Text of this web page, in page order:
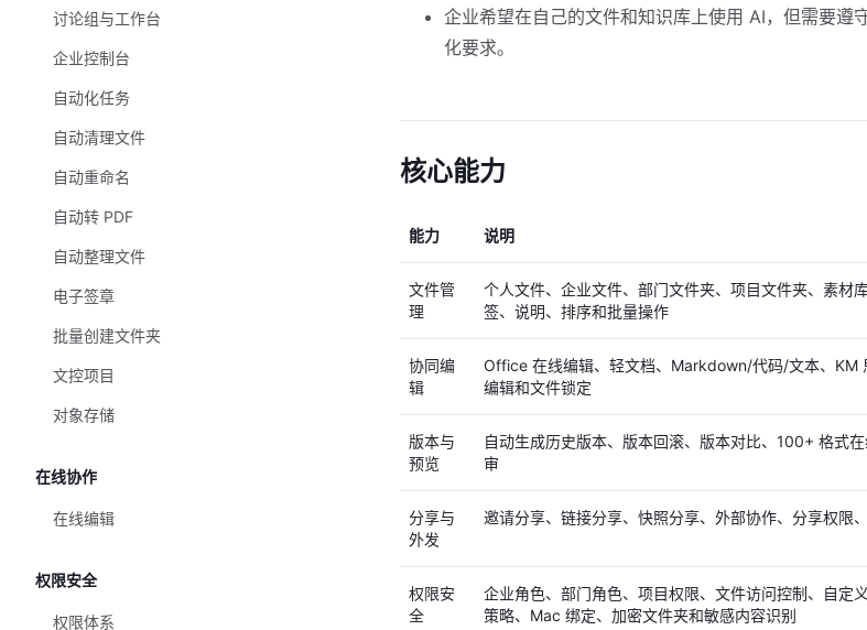
讨论组与工作台
企业控制台
自动化任务
自动清理文件
自动重命名
自动转 PDF
自动整理文件
电子签章
批量创建文件夹
文控项目
对象存储
在线协作
在线编辑
权限安全
权限体系
企业希望在自己的文件和知识库上使用 AI，但需要遵
化要求。
核心能力
能力 说明
文件管
理
个人文件、企业文件、部门文件夹、项目文件夹、素材
签、说明、排序和批量操作
协同编
辑
Office 在线编辑、轻文档、Markdown/代码/文本、KM
编辑和文件锁定
版本与
预览
自动生成历史版本、版本回滚、版本对比、100+ 格式
审
分享与
外发
邀请分享、链接分享、快照分享、外部协作、分享权限
权限安
全
企业角色、部门角色、项目权限、文件访问控制、自定
策略、Mac 绑定、加密文件夹和敏感内容识别